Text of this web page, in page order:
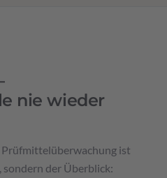
nie wieder
ist
der Überblick: